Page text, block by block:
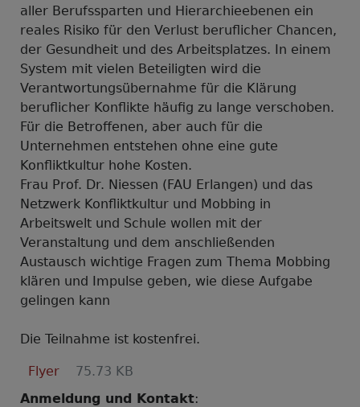
aller Berufssparten und Hierarchieebenen ein
reales Risiko für den Verlust beruflicher Chancen,
der Gesundheit und des Arbeitsplatzes. In einem
System mit vielen Beteiligten wird die
Verantwortungsübernahme für die Klärung
beruflicher Konflikte häufig zu lange verschoben.
Für die Betroffenen, aber auch für die
Unternehmen entstehen ohne eine gute
Konfliktkultur hohe Kosten.
Frau Prof. Dr. Niessen (FAU Erlangen) und das
Netzwerk Konfliktkultur und Mobbing in
Arbeitswelt und Schule wollen mit der
Veranstaltung und dem anschließenden
Austausch wichtige Fragen zum Thema Mobbing
klären und Impulse geben, wie diese Aufgabe
gelingen kann
Die Teilnahme ist kostenfrei.
Flyer
75.73 KB
Anmeldung und Kontakt: